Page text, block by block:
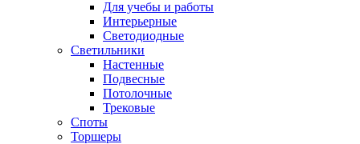
Для учебы и работы
Интерьерные
Светодиодные
Светильники
Настенные
Подвесные
Потолочные
Трековые
Споты
Торшеры